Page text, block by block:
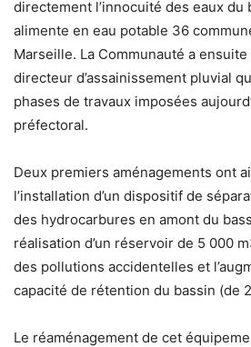
directement l’innocuité des eaux du
alimente en eau potable 36
Marseille. La Communauté a
directeur d’assainissement pluvial
phases de travaux imposées
préfectoral.
Deux premiers aménagements ont
l’installation d’un dispositif de
des hydrocarbures en amont du
réalisation d’un réservoir de 5 000
des pollutions accidentelles et
capacité de rétention du bassin (de
Le réaménagement de cet